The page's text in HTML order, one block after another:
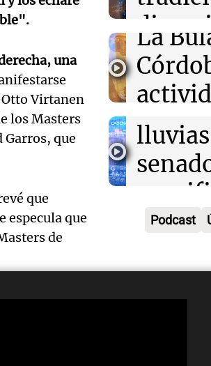
una
Virtanen
los Masters
que
que
especula que
de
del
año
la Copa
del partido
Congreso
Episodios
campo
Panorama
Episodios
para
La
Panorama
Episodios
Audio.
Panorama
Audio.
Park
Audio.
Pedro
Podcast